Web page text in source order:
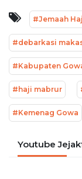
#Jemaah
#debarkasi
#Kabupaten
#haji mabrur
#Kemenag Gowa
Youtube